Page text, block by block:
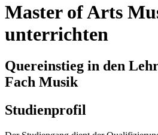
Master of Arts
unterrichten
Quereinstieg in den
Fach Musik
Studienprofil